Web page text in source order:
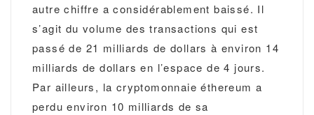
autre chiffre a considérablement baissé. Il
s’agit du volume des transactions qui est
passé de 21 milliards de dollars à environ 14
milliards de dollars en l’espace de 4 jours.
Par ailleurs, la cryptomonnaie éthereum a
perdu environ 10 milliards de sa